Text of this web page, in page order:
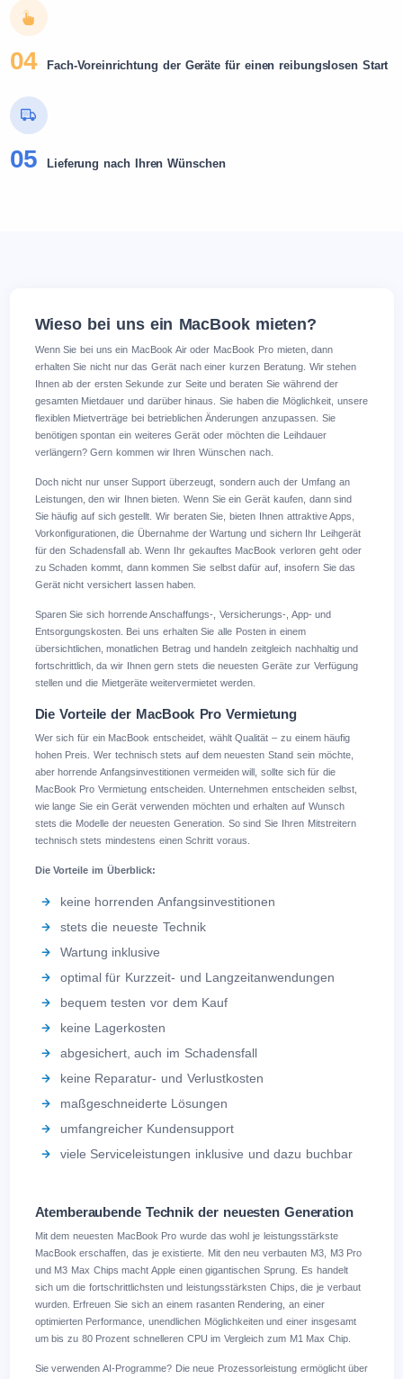
04 Fach-Voreinrichtung der Geräte für einen reibungslosen Start
05 Lieferung nach Ihren Wünschen
Wieso bei uns ein MacBook mieten?
Wenn Sie bei uns ein MacBook Air oder MacBook Pro mieten, dann
erhalten Sie nicht nur das Gerät nach einer kurzen Beratung. Wir stehen
Ihnen ab der ersten Sekunde zur Seite und beraten Sie während der
gesamten Mietdauer und darüber hinaus. Sie haben die Möglichkeit, unsere
flexiblen Mietverträge bei betrieblichen Änderungen anzupassen. Sie
benötigen spontan ein weiteres Gerät oder möchten die Leihdauer
verlängern? Gern kommen wir Ihren Wünschen nach.
Doch nicht nur unser Support überzeugt, sondern auch der Umfang an
Leistungen, den wir Ihnen bieten. Wenn Sie ein Gerät kaufen, dann sind
Sie häufig auf sich gestellt. Wir beraten Sie, bieten Ihnen attraktive Apps,
Vorkonfigurationen, die Übernahme der Wartung und sichern Ihr Leihgerät
für den Schadensfall ab. Wenn Ihr gekauftes MacBook verloren geht oder
zu Schaden kommt, dann kommen Sie selbst dafür auf, insofern Sie das
Gerät nicht versichert lassen haben.
Sparen Sie sich horrende Anschaffungs-, Versicherungs-, App- und
Entsorgungskosten. Bei uns erhalten Sie alle Posten in einem
übersichtlichen, monatlichen Betrag und handeln zeitgleich nachhaltig und
fortschrittlich, da wir Ihnen gern stets die neuesten Geräte zur Verfügung
stellen und die Mietgeräte weitervermietet werden.
Die Vorteile der MacBook Pro Vermietung
Wer sich für ein MacBook entscheidet, wählt Qualität – zu einem häufig
hohen Preis. Wer technisch stets auf dem neuesten Stand sein möchte,
aber horrende Anfangsinvestitionen vermeiden will, sollte sich für die
MacBook Pro Vermietung entscheiden. Unternehmen entscheiden selbst,
wie lange Sie ein Gerät verwenden möchten und erhalten auf Wunsch
stets die Modelle der neuesten Generation. So sind Sie Ihren Mitstreitern
technisch stets mindestens einen Schritt voraus.
Die Vorteile im Überblick:
keine horrenden Anfangsinvestitionen
stets die neueste Technik
Wartung inklusive
optimal für Kurzzeit- und Langzeitanwendungen
bequem testen vor dem Kauf
keine Lagerkosten
abgesichert, auch im Schadensfall
keine Reparatur- und Verlustkosten
maßgeschneiderte Lösungen
umfangreicher Kundensupport
viele Serviceleistungen inklusive und dazu buchbar
Atemberaubende Technik der neuesten Generation
Mit dem neuesten MacBook Pro wurde das wohl je leistungsstärkste
MacBook erschaffen, das je existierte. Mit den neu verbauten M3, M3 Pro
und M3 Max Chips macht Apple einen gigantischen Sprung. Es handelt
sich um die fortschrittlichsten und leistungsstärksten Chips, die je verbaut
wurden. Erfreuen Sie sich an einem rasanten Rendering, an einer
optimierten Performance, unendlichen Möglichkeiten und einer insgesamt
um bis zu 80 Prozent schnelleren CPU im Vergleich zum M1 Max Chip.
Sie verwenden AI-Programme? Die neue Prozessorleistung ermöglicht über